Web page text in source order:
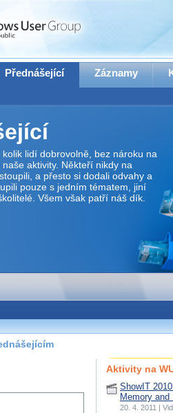
Přednášející Záznamy
lidí dobrovolně, bez nároku na
aktivity. Někteří nikdy na
a přesto si dodali odvahy a
pouze s jedním tématem, jiní
Všem však patří náš dík.
Aktivity na
ShowIT
Memory and
20. 4. 2011 |